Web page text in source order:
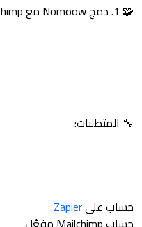
🧩 1. دمج Nomoow مع Mailchimp عبر Zapier
🔧 المتطلبات:
حساب علىZapier